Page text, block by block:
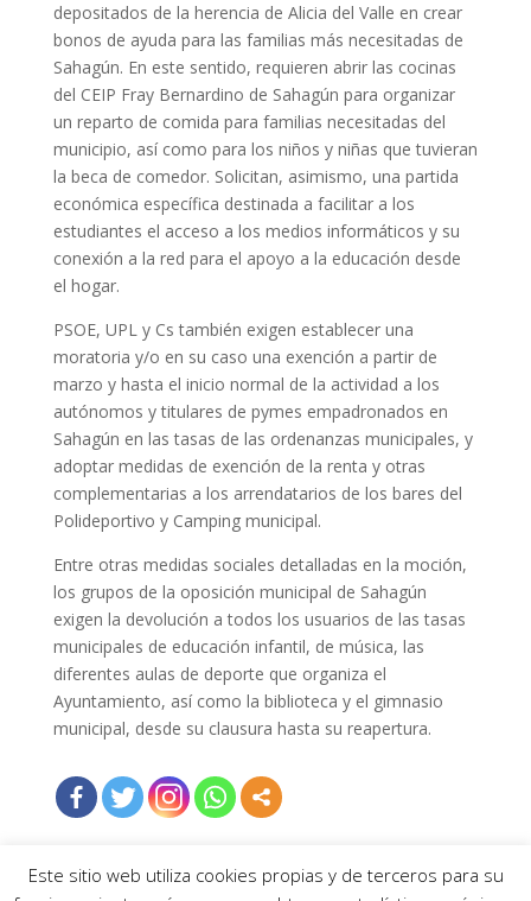
depositados de la herencia de Alicia del Valle en crear
bonos de ayuda para las familias más necesitadas de
Sahagún. En este sentido, requieren abrir las cocinas
del CEIP Fray Bernardino de Sahagún para organizar
un reparto de comida para familias necesitadas del
municipio, así como para los niños y niñas que tuvieran
la beca de comedor. Solicitan, asimismo, una partida
económica específica destinada a facilitar a los
estudiantes el acceso a los medios informáticos y su
conexión a la red para el apoyo a la educación desde
el hogar.
PSOE, UPL y Cs también exigen establecer una
moratoria y/o en su caso una exención a partir de
marzo y hasta el inicio normal de la actividad a los
autónomos y titulares de pymes empadronados en
Sahagún en las tasas de las ordenanzas municipales, y
adoptar medidas de exención de la renta y otras
complementarias a los arrendatarios de los bares del
Polideportivo y Camping municipal.
Entre otras medidas sociales detalladas en la moción,
los grupos de la oposición municipal de Sahagún
exigen la devolución a todos los usuarios de las tasas
municipales de educación infantil, de música, las
diferentes aulas de deporte que organiza el
Ayuntamiento, así como la biblioteca y el gimnasio
municipal, desde su clausura hasta su reapertura.
Este sitio web utiliza cookies propias y de terceros para su